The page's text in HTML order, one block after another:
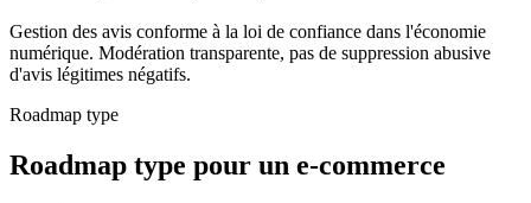
Gestion des avis conforme à la loi de confiance dans l'économie
numérique. Modération transparente, pas de suppression abusive
d'avis légitimes négatifs.
Roadmap type
Roadmap type pour un e-commerce